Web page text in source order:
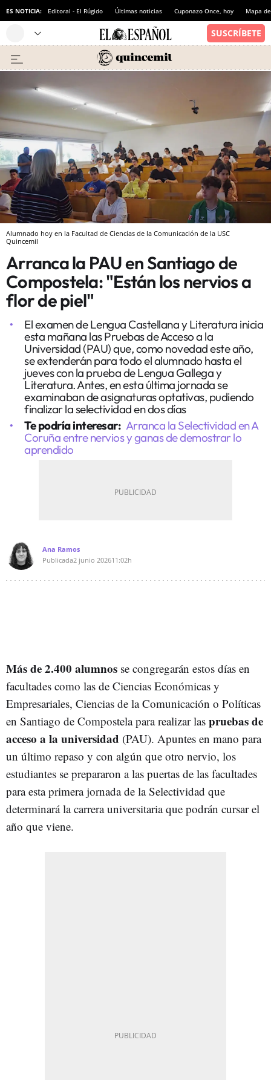
ES NOTICIA: Editoral - El Rúgido Últimas noticias Cuponazo Once, hoy Mapa
Alumnado hoy en la Facultad de Ciencias de la Comunicación de la USC
Quincemil
Arranca la PAU en Santiago de
Compostela: "Están los nervios a
flor de piel"
El examen de Lengua Castellana y Literatura inicia
esta mañana las Pruebas de Acceso a la
Universidad (PAU) que, como novedad este año,
se extenderán para todo el alumnado hasta el
jueves con la prueba de Lengua Gallega y
Literatura. Antes, en esta última jornada se
examinaban de asignaturas optativas, pudiendo
finalizar la selectividad en dos días
Te podría interesar: Arranca la Selectividad en A
Coruña entre nervios y ganas de demostrar lo
aprendido
Ana Ramos
Publicada2 junio 202611:02h
Más de 2.400 alumnos se congregarán estos días en
facultades como las de Ciencias Económicas y
Empresariales, Ciencias de la Comunicación o Políticas
en Santiago de Compostela para realizar las pruebas de
acceso a la universidad (PAU). Apuntes en mano para
un último repaso y con algún que otro nervio, los
estudiantes se prepararon a las puertas de las facultades
para esta primera jornada de la Selectividad que
determinará la carrera universitaria que podrán cursar el
año que viene.